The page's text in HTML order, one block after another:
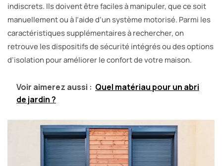
indiscrets. Ils doivent être faciles à manipuler, que ce soit
manuellement ou à l’aide d’un système motorisé. Parmi les
caractéristiques supplémentaires à rechercher, on
retrouve les dispositifs de sécurité intégrés ou des options
d’isolation pour améliorer le confort de votre maison.
Voir aimerez aussi : Quel matériau pour un abri
de jardin ?